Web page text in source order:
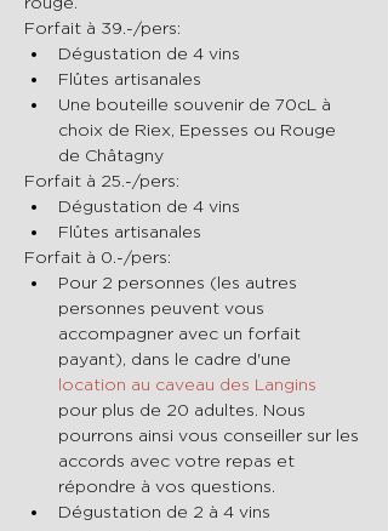
Forfait à 39.-/pers:
Dégustation de 4 vins
Flûtes artisanales
Une bouteille souvenir de 70cL à
choix de Riex, Epesses ou Rouge
de Châtagny
Forfait à 25.-/pers:
Dégustation de 4 vins
Flûtes artisanales
Forfait à 0.-/pers:
Pour 2 personnes (les autres
personnes peuvent vous
accompagner avec un forfait
payant), dans le cadre d'une
location au caveau des Langins
pour plus de 20 adultes. Nous
pourrons ainsi vous conseiller sur les
accords avec votre repas et
répondre à vos questions.
Dégustation de 2 à 4 vins